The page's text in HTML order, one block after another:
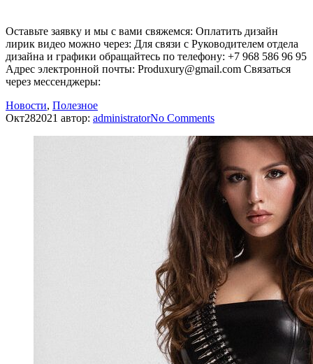
Оставьте заявку и мы с вами свяжемся: Оплатить дизайн
лирик видео можно через: Для связи с Руководителем отдела
дизайна и графики обращайтесь по телефону: +7 968 586 96 95
Адрес электронной почты: Produxury@gmail.com Связаться
через мессенджеры:
Новости, Полезное
Окт282021 автор: administratorNo Comments